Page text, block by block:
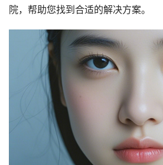
院，帮助您找到合适的解决方案。